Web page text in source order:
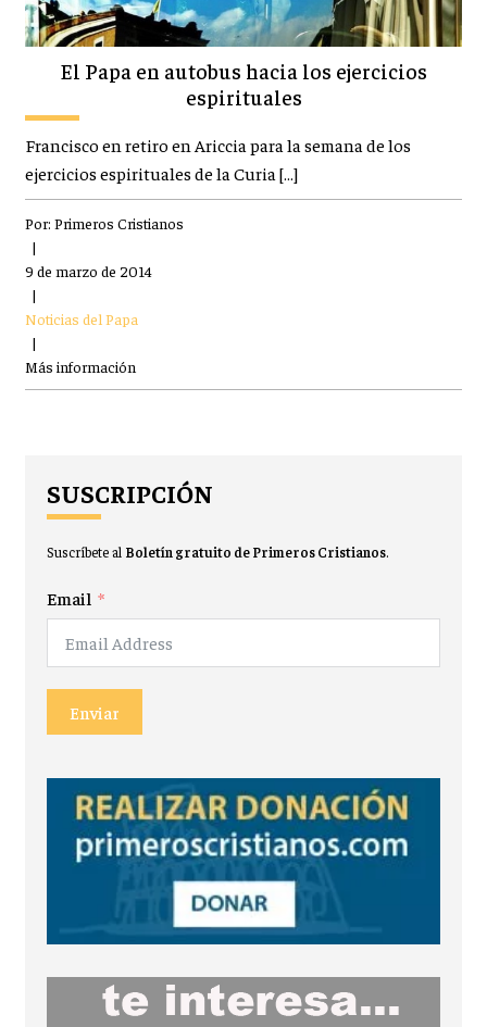
El Papa en autobus hacia los ejercicios
espirituales
Francisco en retiro en Ariccia para la semana de los
ejercicios espirituales de la Curia […]
Por: Primeros Cristianos
|
9 de marzo de 2014
|
Noticias del Papa
|
Más información
SUSCRIPCIÓN
Suscríbete al Boletín gratuito de Primeros Cristianos.
Email
Enviar